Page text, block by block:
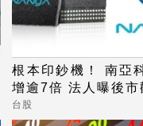
根本印鈔機！ 南亞
增逾7倍 法人曝後市
標
台股